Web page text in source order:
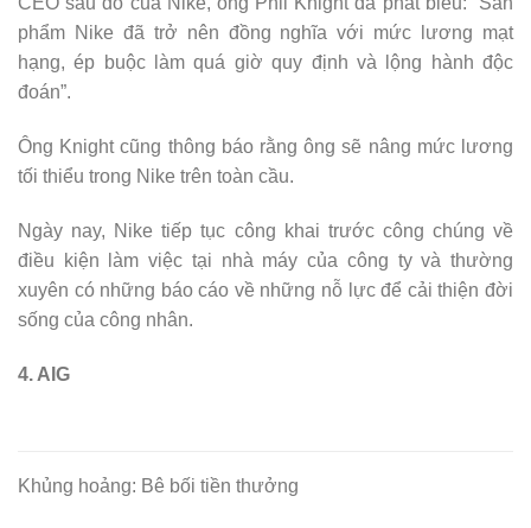
phẩm Nike đã trở nên đồng nghĩa với mức lương mạt
hạng, ép buộc làm quá giờ quy định và lộng hành độc
đoán”.
Ông Knight cũng thông báo rằng ông sẽ nâng mức lương
tối thiểu trong Nike trên toàn cầu.
Ngày nay, Nike tiếp tục công khai trước công chúng về
điều kiện làm việc tại nhà máy của công ty và thường
xuyên có những báo cáo về những nỗ lực để cải thiện đời
sống của công nhân.
4. AIG
Khủng hoảng: Bê bối tiền thưởng